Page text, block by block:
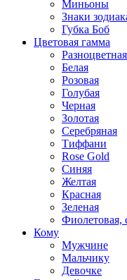
Миньоны
Знаки
Губка Боб
Цветовая гамма
Разноцветная
Белая
Розовая
Голубая
Черная
Золотая
Серебряная
Тиффани
Rose Gold
Синяя
Желтая
Красная
Зеленая
Фиолетовая,
Кому
Мужчине
Мальчику
Девочке